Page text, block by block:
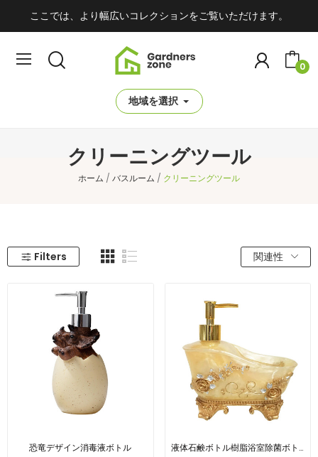
ここでは、より幅広いコレクションをご覧いただけます。
0
地域を選択
クリーニングツール
ホーム バスルーム クリーニングツール
Filters 関連性
恐竜デザイン消毒液ボトル 液体石鹸ボトル樹脂浴室除菌ボトル